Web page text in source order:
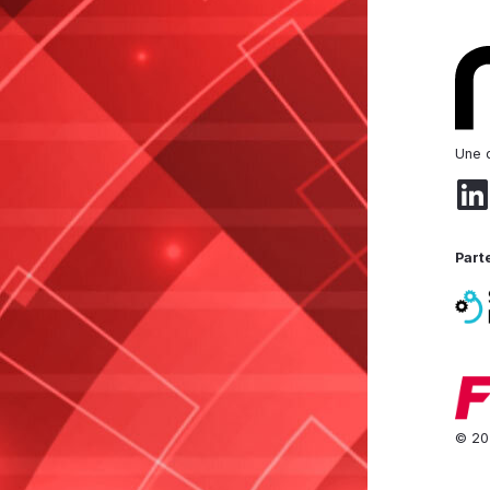
Une
©